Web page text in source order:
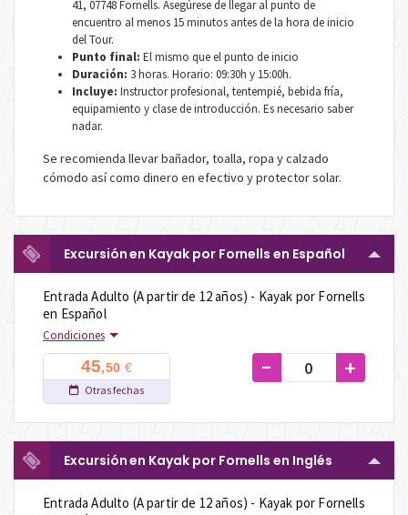
41, 07748 Fornells. Asegúrese de llegar al punto de
encuentro al menos 15 minutos antes de la hora de inicio
del Tour.
Punto final: El mismo que el punto de inicio
Duración: 3 horas. Horario: 09:30h y 15:00h.
Incluye: Instructor profesional, tentempié, bebida fría,
equipamiento y clase de introducción. Es necesario saber
nadar.
Se recomienda llevar bañador, toalla, ropa y calzado
cómodo así como dinero en efectivo y protector solar.
Excursión en Kayak por Fornells en Español
45,50 €
Otras fechas
Entrada Adulto (A partir de 12 años) - Kayak por Fornells
en Español
Condiciones
- +
Excursión en Kayak por Fornells en Inglés
Entrada Adulto (A partir de 12 años) - Kayak por Fornells